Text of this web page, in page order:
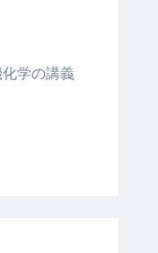
学の講義